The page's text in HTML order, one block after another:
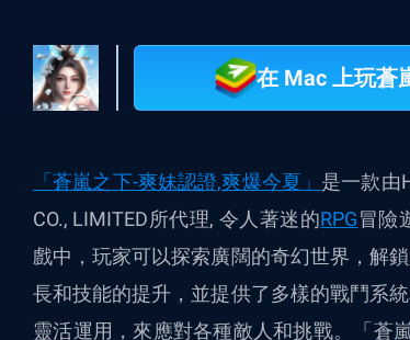
在 Mac 上玩蒼
「蒼嵐之下-爽妹認證,爽爆今夏 」 是一款由
CO., LIMITED所代理, 令人著迷的RPG冒險
戲中，玩家可以探索廣闊的奇幻世界，解
長和技能的提升，並提供了多樣的戰鬥系
靈活運用，來應對各種敵人和挑戰。
「 蒼